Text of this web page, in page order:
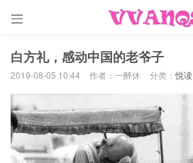

白方礼，感动中国的老爷子
2019-08-05 10:44 作者：一醉休 分类：悦读